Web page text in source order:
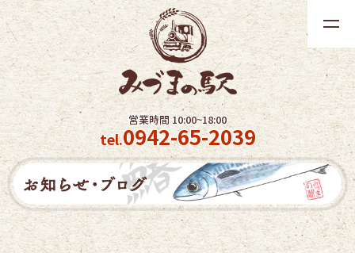
t
o
g
g
l
e
n
a
i
g
a
営業時間 10:00~18:00
tel.0942-65-2039